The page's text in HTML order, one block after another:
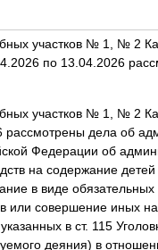
участков № 1, № 2
по 13.04.2026
участков № 1, № 2
рассмотрены дела об
Федерации об
на содержание
в виде обязательных
или совершение иных
в ст. 115
деяния) в